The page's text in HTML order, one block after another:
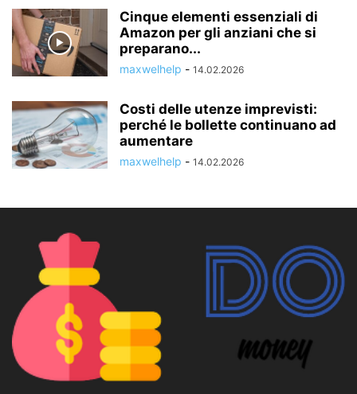
Cinque elementi essenziali di
Amazon per gli anziani che si
preparano...
maxwelhelp - 14.02.2026
Costi delle utenze imprevisti:
perché le bollette continuano ad
aumentare
maxwelhelp - 14.02.2026